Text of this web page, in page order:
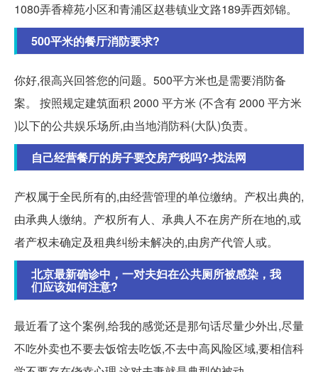
1080弄香樟苑小区和青浦区赵巷镇业文路189弄西郊锦。
500平米的餐厅消防要求?
你好,很高兴回答您的问题。500平方米也是需要消防备
案。 按照规定建筑面积 2000 平方米 (不含有 2000 平方米
)以下的公共娱乐场所,由当地消防科(大队)负责。
自己经营餐厅的房子要交房产税吗?-找法网
产权属于全民所有的,由经营管理的单位缴纳。产权出典的,
由承典人缴纳。产权所有人、承典人不在房产所在地的,或
者产权未确定及租典纠纷未解决的,由房产代管人或。
北京最新确诊中，一对夫妇在公共厕所被感染，我
们应该如何注意?
最近看了这个案例,给我的感觉还是那句话尽量少外出,尽量
不吃外卖也不要去饭馆去吃饭,不去中高风险区域,要相信科